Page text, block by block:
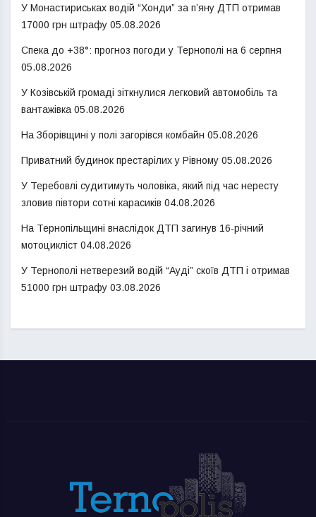
У Монастириськах водій “Хонди” за п’яну ДТП отримав
17000 грн штрафу 05.08.2026
Спека до +38°: прогноз погоди у Тернополі на 6 серпня
05.08.2026
У Козівській громаді зіткнулися легковий автомобіль та
вантажівка 05.08.2026
На Зборівщині у полі загорівся комбайн 05.08.2026
Приватний будинок престарілих у Рівному 05.08.2026
У Теребовлі судитимуть чоловіка, який під час нересту
зловив півтори сотні карасиків 04.08.2026
На Тернопільщині внаслідок ДТП загинув 16-річний
мотоцикліст 04.08.2026
У Тернополі нетверезий водій “Ауді” скоїв ДТП і отримав
51000 грн штрафу 03.08.2026